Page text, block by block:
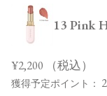
13 Pink
¥2,200 （税込）
獲得予定ポイント：